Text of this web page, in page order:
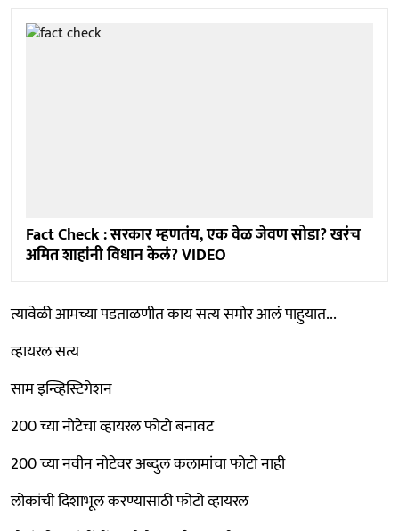
Fact Check : सरकार म्हणतंय, एक वेळ जेवण सोडा? खरंच
अमित शाहांनी विधान केलं? VIDEO
त्यावेळी आमच्या पडताळणीत काय सत्य समोर आलं पाहुयात...
व्हायरल सत्य
साम इन्व्हिस्टिगेशन
200 च्या नोटेचा व्हायरल फोटो बनावट
200 च्या नवीन नोटेवर अब्दुल कलामांचा फोटो नाही
लोकांची दिशाभूल करण्यासाठी फोटो व्हायरल